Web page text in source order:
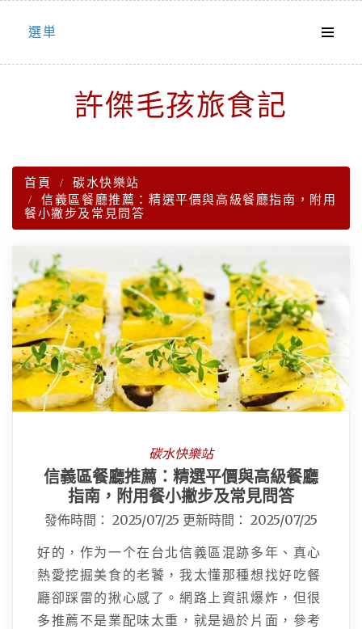
Skip
選単
許傑毛孩旅食記
首頁
碳水快樂站
信義區餐廳推薦：精選平價與高級餐廳指南，附用
餐小撇步及常見問答
碳水快樂站
信義區餐廳推薦：精選平價與高級餐廳
指南，附用餐小撇步及常見問答
發佈時間： 2025/07/25 更新時間： 2025/07/25
好的，作为一个在台北信義區混跡多年、真心
熱愛挖掘美食的老饕，我太懂那種想找好吃餐
廳卻踩雷的揪心感了。網路上資訊爆炸，但很
多推薦不是業配味太重，就是過於片面，參考